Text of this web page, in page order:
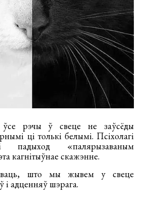
рэчы ў свеце не заўсёды
ці толькі белымі. Псіхолагі
падыход «палярызаваным
кагнітыўнае скажэнне.
што мы жывем у свеце
і адценняў шэрага.